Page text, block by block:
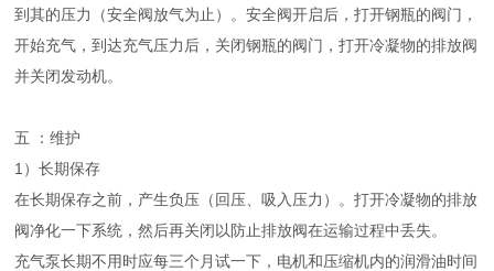
到其的压力（安全阀放气为止）。安全阀开启后，打开钢瓶的阀门，
开始充气，到达充气压力后，关闭钢瓶的阀门，打开冷凝物的排放阀
并关闭发动机。
五 ：维护
1）长期保存
在长期保存之前，产生负压（回压、吸入压力）。打开冷凝物的排放
阀净化一下系统，然后再关闭以防止排放阀在运输过程中丢失。
充气泵长期不用时应每三个月试一下，电机和压缩机内的润滑油时间